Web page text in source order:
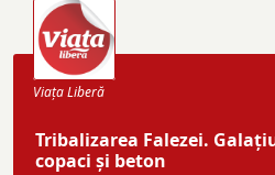
Viaţa Liberă
Tribalizarea Falezei.
copaci și beton